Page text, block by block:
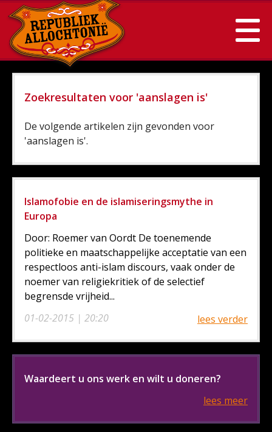
Zoekresultaten voor 'aanslagen is'
De volgende artikelen zijn gevonden voor
'aanslagen is'.
Islamofobie en de islamiseringsmythe in
Europa
01-02-2015 | 20:20
Door: Roemer van Oordt De toenemende
politieke en maatschappelijke acceptatie van een
respectloos anti-islam discours, vaak onder de
noemer van religiekritiek of de selectief
begrensde vrijheid...
lees verder
Waardeert u ons werk en wilt u doneren?
lees meer